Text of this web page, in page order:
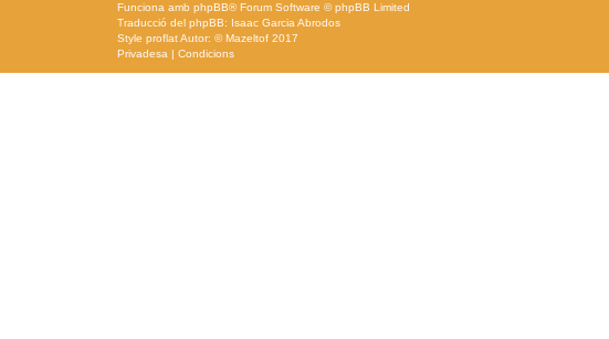
Funciona amb phpBB® Forum Software © phpBB Limited
Traducció del phpBB: Isaac Garcia Abrodos
Style proflatAutor: ©Mazeltof 2017
Privadesa | Condicions